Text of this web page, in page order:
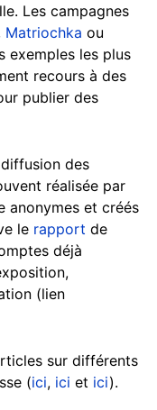
Les campagnes
Matriochka ou
exemples les plus
recours à des
publier des
des
réalisée par
anonymes et créés
le rapport de
déjà
(lien
sur différents
(ici, ici et ici).